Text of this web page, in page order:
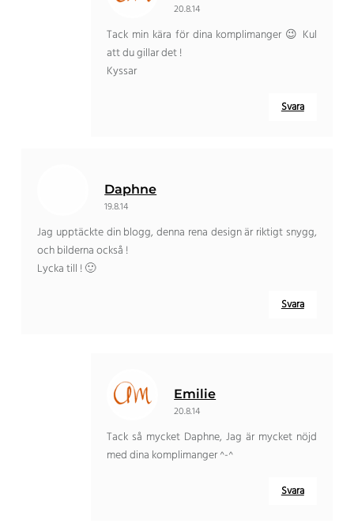
20.8.14
Tack min kära för dina komplimanger 😉 Kul
att du gillar det !
Kyssar
Svara
Daphne
19.8.14
Jag upptäckte din blogg, denna rena design är riktigt snygg,
och bilderna också !
Lycka till ! 🙂
Svara
Emilie
20.8.14
Tack så mycket Daphne, Jag är mycket nöjd
med dina komplimanger ^-^
Svara